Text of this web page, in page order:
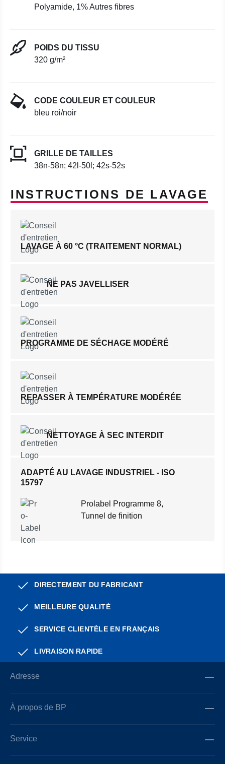
Polyamide, 1% Autres fibres
POIDS DU TISSU
320 g/m²
CODE COULEUR ET COULEUR
bleu roi/noir
GRILLE DE TAILLES
38n-58n; 42l-50l; 42s-52s
INSTRUCTIONS DE LAVAGE
LAVAGE À 60 °C (TRAITEMENT NORMAL)
NE PAS JAVELLISER
PROGRAMME DE SÉCHAGE MODÉRÉ
REPASSER À TEMPÉRATURE MODÉRÉE
NETTOYAGE À SEC INTERDIT
ADAPTÉ AU LAVAGE INDUSTRIEL - ISO
15797
Prolabel Programme 8,
Tunnel de finition
DIRECTEMENT DU FABRICANT
MEILLEURE QUALITÉ
SERVICE CLIENTÈLE EN FRANÇAIS
LIVRAISON RAPIDE
Adresse
À propos de BP
Service